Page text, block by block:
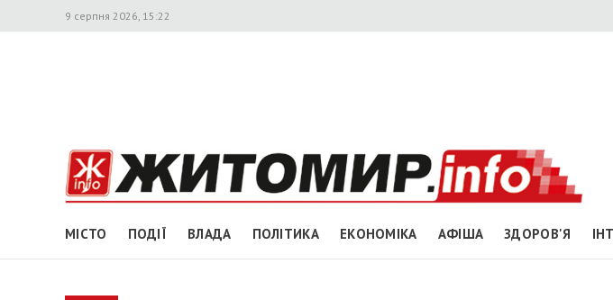
9 серпня 2026, 15:22
МІСТО ПОДІЇ ВЛАДА ПОЛІТИКА ЕКОНОМІКА АФІША ЗДОРОВ'Я